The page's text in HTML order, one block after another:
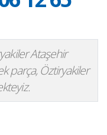
Ataşehir
parça, Öztiryakiler